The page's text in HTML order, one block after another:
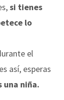
si tienes
lo
el
así, esperas
una niña.